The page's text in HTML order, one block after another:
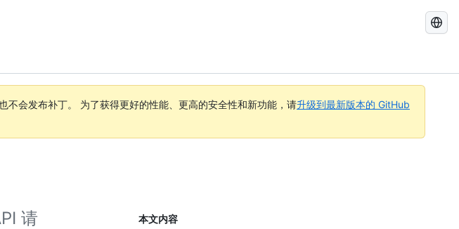
Docs
不会发布补丁。 为了获得更好的性能、更高的安全性和新功能，请升级到最新版本的 GitHub
请
本文内容